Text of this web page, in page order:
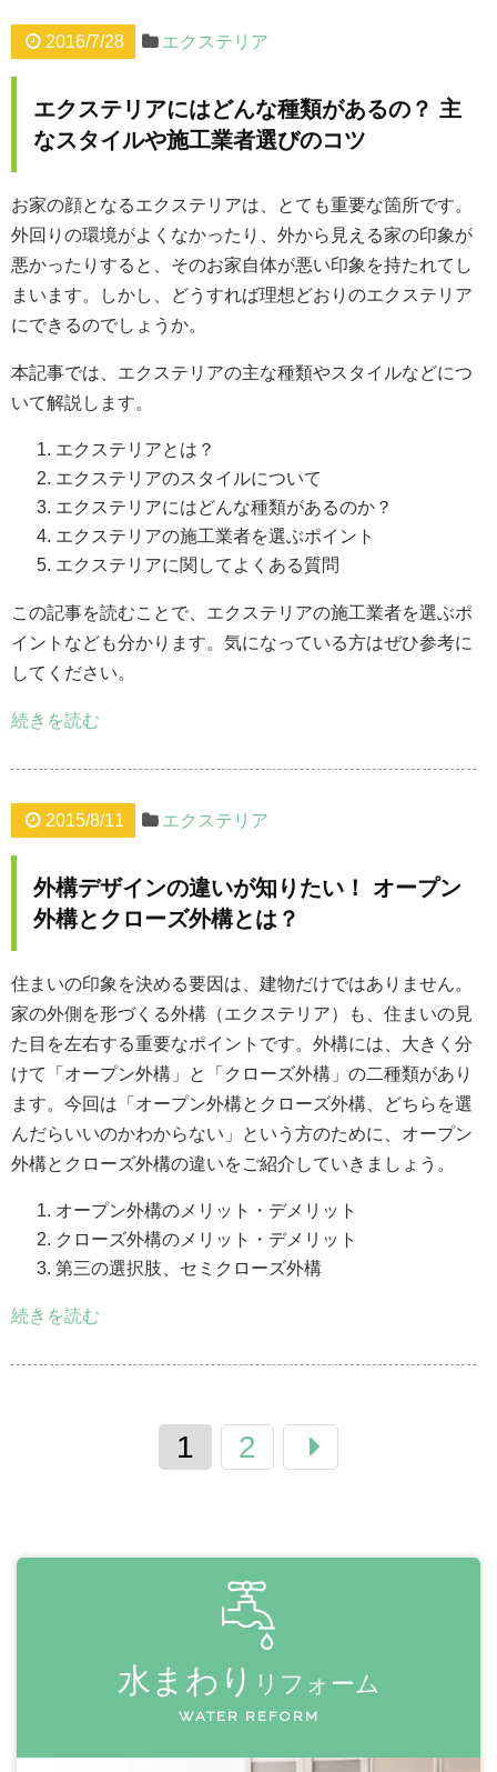
2016/7/28 エクステリア
エクステリアにはどんな種類があるの？ 主
なスタイルや施工業者選びのコツ
お家の顔となるエクステリアは、とても重要な箇所です。
外回りの環境がよくなかったり、外から見える家の印象が
悪かったりすると、そのお家自体が悪い印象を持たれてし
まいます。しかし、どうすれば理想どおりのエクステリア
にできるのでしょうか。
本記事では、エクステリアの主な種類やスタイルなどにつ
いて解説します。
エクステリアとは？
エクステリアのスタイルについて
エクステリアにはどんな種類があるのか？
エクステリアの施工業者を選ぶポイント
エクステリアに関してよくある質問
この記事を読むことで、エクステリアの施工業者を選ぶポ
イントなども分かります。気になっている方はぜひ参考に
してください。
続きを読む
2015/8/11 エクステリア
外構デザインの違いが知りたい！ オープン
外構とクローズ外構とは？
住まいの印象を決める要因は、建物だけではありません。
家の外側を形づくる外構（エクステリア）も、住まいの見
た目を左右する重要なポイントです。外構には、大きく分
けて「オープン外構」と「クローズ外構」の二種類があり
ます。今回は「オープン外構とクローズ外構、どちらを選
んだらいいのかわからない」という方のために、オープン
外構とクローズ外構の違いをご紹介していきましょう。
オープン外構のメリット・デメリット
クローズ外構のメリット・デメリット
第三の選択肢、セミクローズ外構
続きを読む
1 2
水まわり リフォーム
WATER REFORM